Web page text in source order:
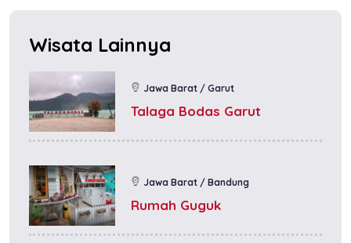
Wisata Lainnya
Jawa Barat / Garut
Talaga Bodas Garut
Jawa Barat / Bandung
Rumah Guguk